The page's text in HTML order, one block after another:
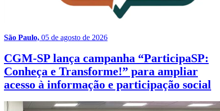
São Paulo, 05 de agosto de 2026
CGM-SP lança campanha “ParticipaSP:
Conheça e Transforme!” para ampliar
acesso à informação e participação social